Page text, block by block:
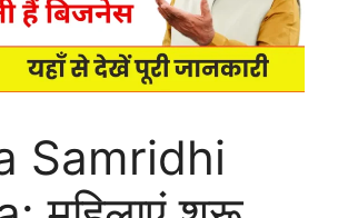
Samridhi